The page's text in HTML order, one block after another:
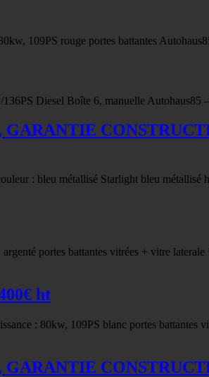
109PS rouge portes battantes
Diesel Boîte 6, manuelle
: bleu métallisé Starlight bleu métallisé
portes battantes vitrées + vitre
ht
: 80kw, 109PS blanc portes battantes